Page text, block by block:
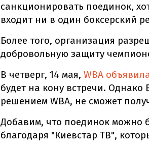
санкционировать поединок,
входит ни в один боксерский
Более того, организация
добровольную защиту
В четверг, 14 мая,WBA
будет на кону встречи. Однако
решением WBA, не сможет
Добавим, что поединок можно
благодаря "Киевстар ТВ",